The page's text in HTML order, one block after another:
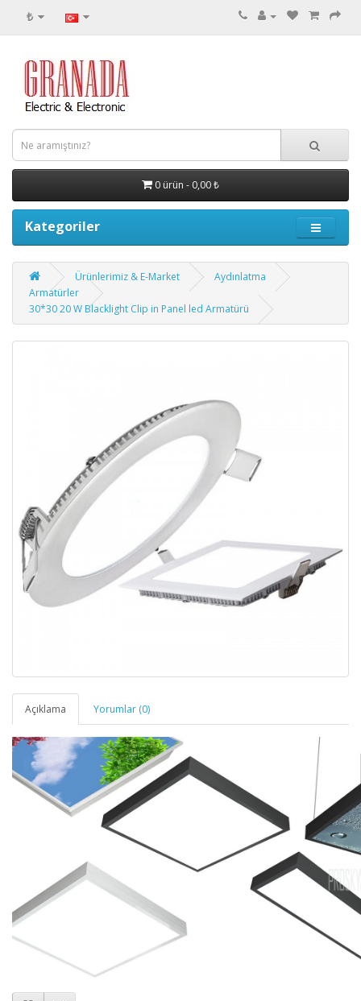
₺
0 ürün - 0,00 ₺
Kategoriler
Ürünlerimiz & E-Market
Aydınlatma
Armatürler
30*30 20 W Blacklight Clip in Panel led Armatürü
Açıklama Yorumlar (0)